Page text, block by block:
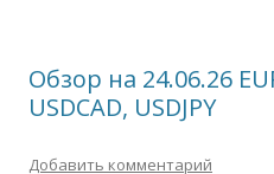
Обзор на 24.06.26
USDCAD, USDJPY
Добавить комментарий